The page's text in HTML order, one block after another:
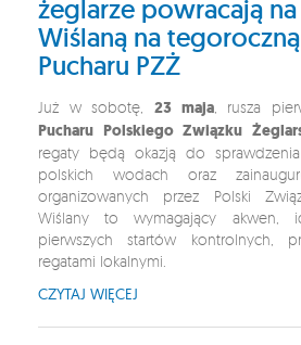
żeglarze powracają
Wiślaną na
Pucharu PZŻ
Już w sobotę, 23 maja, rusza
Pucharu Polskiego Związku
regaty będą okazją do
polskich wodach oraz
organizowanych przez Polski
Wiślany to wymagający akwen,
pierwszych startów kontrolnych,
regatami lokalnymi.
CZYTAJ WIĘCEJ